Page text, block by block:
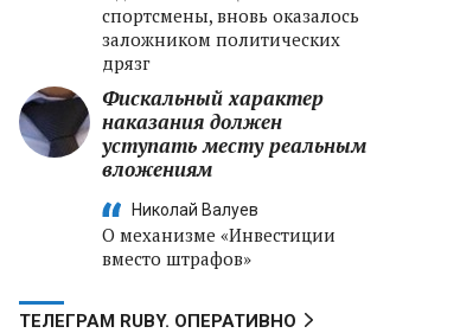
спортсмены, вновь оказалось
заложником политических
дрязг
Фискальный характер
наказания должен
уступать месту реальным
вложениям
Николай Валуев
О механизме «Инвестиции
вместо штрафов»
ТЕЛЕГРАМ RUBY. ОПЕРАТИВНО